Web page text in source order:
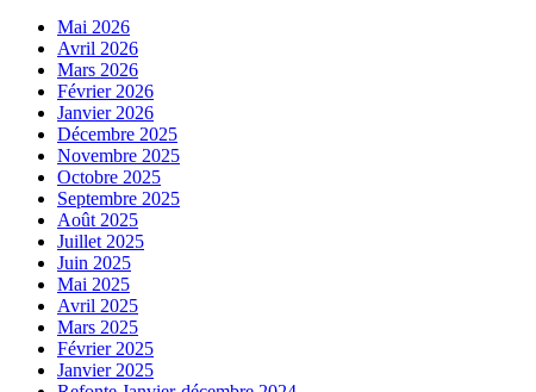
Mai 2026
Avril 2026
Mars 2026
Février 2026
Janvier 2026
Décembre 2025
Novembre 2025
Octobre 2025
Septembre 2025
Août 2025
Juillet 2025
Juin 2025
Mai 2025
Avril 2025
Mars 2025
Février 2025
Janvier 2025